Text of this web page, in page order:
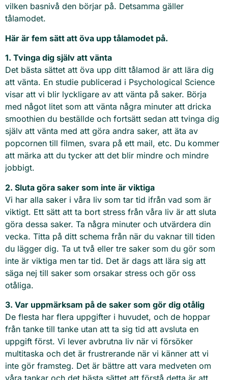
vilken basnivå den börjar på. Detsamma gäller
tålamodet.
Här är fem sätt att öva upp tålamodet på.
1. Tvinga dig själv att vänta
Det bästa sättet att öva upp ditt tålamod är att lära dig
att vänta. En studie publicerad i Psychological Science
visar att vi blir lyckligare av att vänta på saker. Börja
med något litet som att vänta några minuter att dricka
smoothien du beställde och fortsätt sedan att tvinga dig
själv att vänta med att göra andra saker, att äta av
popcornen till filmen, svara på ett mail, etc. Du kommer
att märka att du tycker att det blir mindre och mindre
jobbigt.
2. Sluta göra saker som inte är viktiga
Vi har alla saker i våra liv som tar tid ifrån vad som är
viktigt. Ett sätt att ta bort stress från våra liv är att sluta
göra dessa saker. Ta några minuter och utvärdera din
vecka. Titta på ditt schema från när du vaknar till tiden
du lägger dig. Ta ut två eller tre saker som du gör som
inte är viktiga men tar tid. Det är dags att lära sig att
säga nej till saker som orsakar stress och gör oss
otåliga.
3. Var uppmärksam på de saker som gör dig otålig
De flesta har flera uppgifter i huvudet, och de hoppar
från tanke till tanke utan att ta sig tid att avsluta en
uppgift först. Vi lever avbrutna liv när vi försöker
multitaska och det är frustrerande när vi känner att vi
inte gör framsteg. Det är bättre att vara medveten om
våra tankar och det bästa sättet att förstå detta är att